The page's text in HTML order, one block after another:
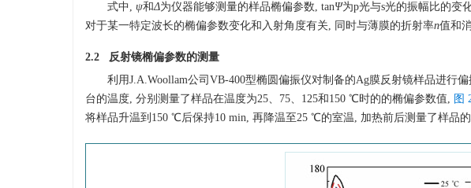
式中, ψ和Δ为仪器能够测量的样品椭偏参数, tanΨ为p光与s光的振幅比的变
对于某一特定波长的椭偏参数变化和入射角度有关, 同时与薄膜的折射率n值和
2.2 反射镜椭偏参数的测量
利用J.A.Woollam公司VB-400型椭圆偏振仪对制备的Ag膜反射镜样品进行
台的温度, 分别测量了样品在温度为25、75、125和150 ℃时的的椭偏参数值, 图
将样品升温到150 ℃后保持10 min, 再降温至25 ℃的室温, 加热前后测量了样品